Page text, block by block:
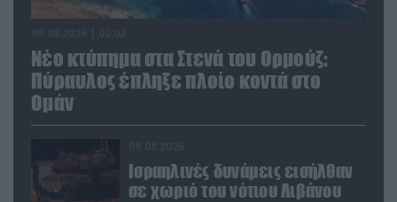
Νέο κτύπημα στα Στενά του Ορμούζ:
Πύραυλος έπληξε πλοίο κοντά στο
Ομάν
Ισραηλινές δυνάμεις εισήλθαν
σε χωριό του νότιου Λιβάνου